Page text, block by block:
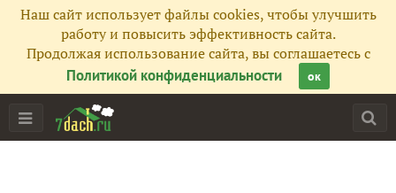
Наш сайт использует файлы cookies, чтобы улучшить
работу и повысить эффективность сайта.
Продолжая использование сайта, вы соглашаетесь с
Политикой конфиденциальности
ок